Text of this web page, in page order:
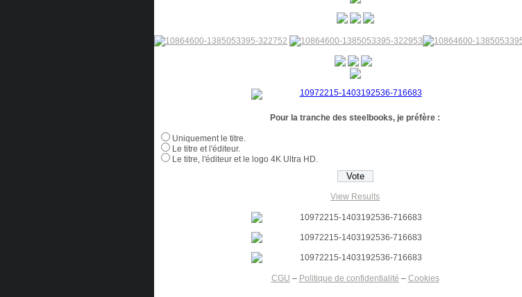
Pour la tranche des steelbooks, je préfère :
Uniquement le titre.
Le titre et l'éditeur.
Le titre, l'éditeur et le logo 4K Ultra HD.
View Results
CGU – Politique de confidentialité – Cookies